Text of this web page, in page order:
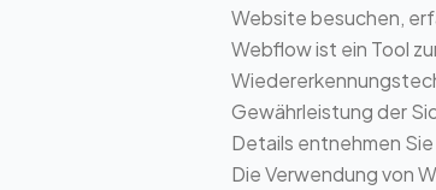
Website besuchen,
Webflow ist ein Tool
Gewährleistung der
Details entnehmen
Die Verwendung von